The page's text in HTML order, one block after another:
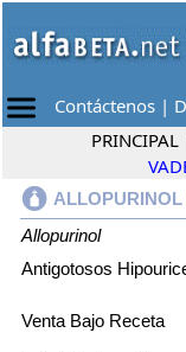
Contáctenos |
PRINCIPAL
Allopurinol
Antigotosos
Venta Bajo Receta